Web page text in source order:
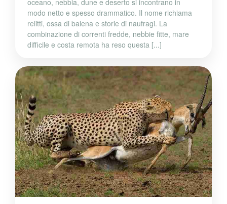
modo netto e spesso drammatico. Il nome richiama
relitti, ossa di balena e storie di naufragi. La
combinazione di correnti fredde, nebbie fitte, mare
difficile e costa remota ha reso questa [...]